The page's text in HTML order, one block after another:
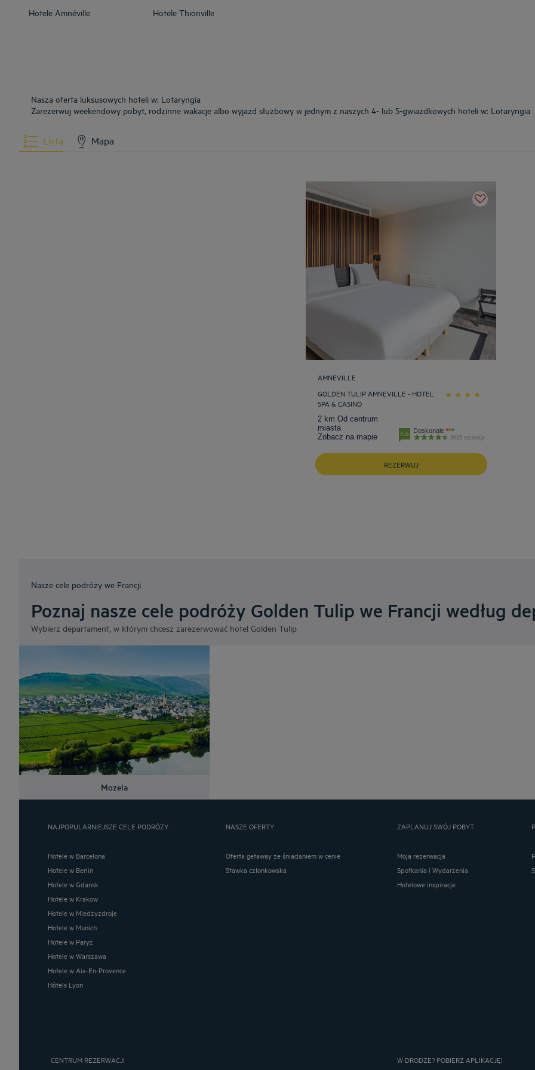
Hotele Amnéville Hotele Thionville
Nasza oferta luksusowych hoteli w: Lotaryngia
Zarezerwuj weekendowy pobyt, rodzinne wakacje albo wyjazd służbowy w jednym z naszych 4- lub 5-gwiazdkowych hoteli w: Lotaryngia
Lista Mapa
AMNEVILLE
GOLDEN TULIP AMNEVILLE - HOTEL
SPA & CASINO
2 km Od centrum
miasta
Zobacz na mapie
4.6 Doskonale
2015 recenzje
REZERWUJ
Nasze cele podróży we Francji
Poznaj nasze cele podróży Golden Tulip we Francji według
Wybierz departament, w którym chcesz zarezerwować hotel Golden Tulip
Mozela
NAJPOPULARNIEJSZE CELE PODRÓŻY
Hotele w Barcelona
Hotele w Berlin
Hotele w Gdansk
Hotele w Krakow
Hotele w Miedzyzdroje
Hotele w Munich
Hotele w Paryz
Hotele w Warszawa
Hotele w Aix-En-Provence
Hôtels Lyon
NASZE OFERTY
Oferta getaway ze śniadaniem w cenie
Stawka członkowska
ZAPLANUJ SWÓJ POBYT
Moja rezerwacja
Spotkania i Wydarzenia
Hotelowe inspiracje
CENTRUM REZERWACJI W DRODZE? POBIERZ APLIKACJĘ!